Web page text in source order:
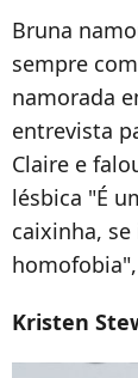
Bruna
sempre
namorada
entrevista
Claire e
lésbica "É
caixinha,
Kristen